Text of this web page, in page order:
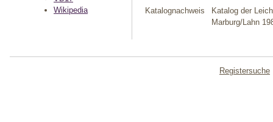
Wikipedia
Katalognachweis
Katalog der
Marburg/Lahn
Registersuche